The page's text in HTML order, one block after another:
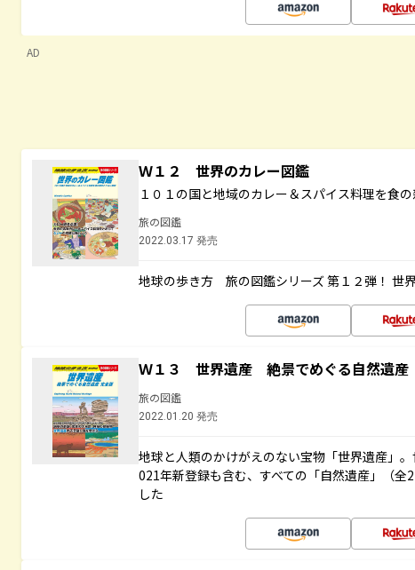
AD
Ｗ１２ 世界のカレー図鑑
１０１の国と地域のカレー＆スパイス料理を食
旅の図鑑
2022.03.17 発売
地球の歩き方 旅の図鑑シリーズ 第１２弾！ 世
Ｗ１３ 世界遺産 絶景でめぐる自然遺
旅の図鑑
2022.01.20 発売
地球と人類のかけがえのない宝物「世界遺産」
021年新登録も含む、すべての「自然遺産」（
した